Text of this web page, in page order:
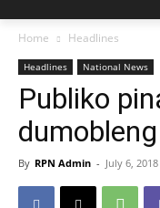
Home Headlines
Headlines National News
Publiko
By RPN Admin - July 6, 2018